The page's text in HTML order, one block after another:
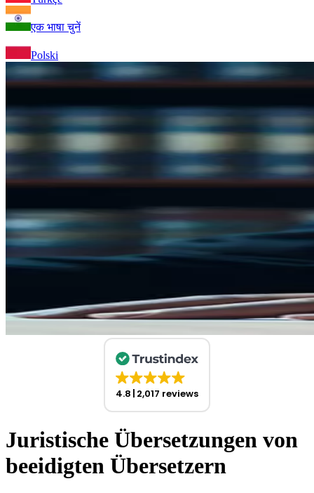
एक भाषा चुनें
Polski
4.8 2,017 reviews
Juristische Übersetzungen von
beeidigten Übersetzern